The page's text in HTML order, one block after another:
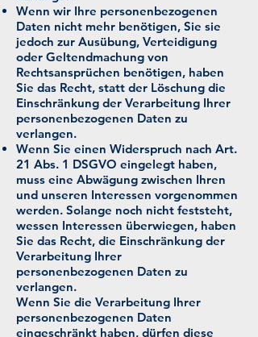
Wenn wir Ihre personenbezogenen
Daten nicht mehr benötigen, Sie sie
jedoch zur Ausübung, Verteidigung
oder Geltendmachung von
Rechtsansprüchen benötigen, haben
Sie das Recht, statt der Löschung die
Einschränkung der Verarbeitung Ihrer
personenbezogenen Daten zu
verlangen.
Wenn Sie einen Widerspruch nach Art.
21 Abs. 1 DSGVO eingelegt haben,
muss eine Abwägung zwischen Ihren
und unseren Interessen vorgenommen
werden. Solange noch nicht feststeht,
wessen Interessen überwiegen, haben
Sie das Recht, die Einschränkung der
Verarbeitung Ihrer
personenbezogenen Daten zu
verlangen.
Wenn Sie die Verarbeitung Ihrer
personenbezogenen Daten
eingeschränkt haben, dürfen diese